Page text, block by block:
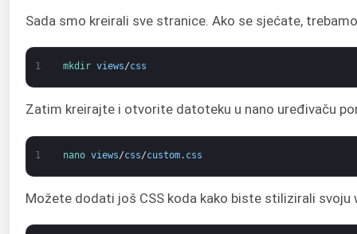
Sada smo kreirali sve stranice. Ako se sjećate,
1 mkdir views/css
Zatim kreirajte i otvorite datoteku u nano uređivaču
1 nano views/css/custom. css
Možete dodati još CSS koda kako biste stilizirali